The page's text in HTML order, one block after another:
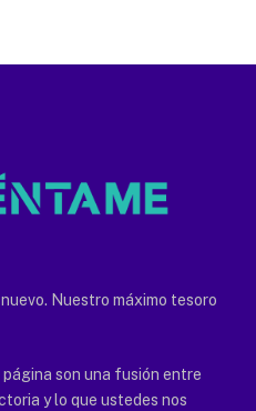
Nuestro máximo tesoro
son una fusión entre
y lo que ustedes nos